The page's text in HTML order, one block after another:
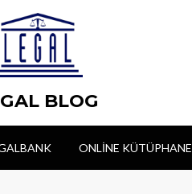
BLOG
ONLINE KÜTÜPHANE